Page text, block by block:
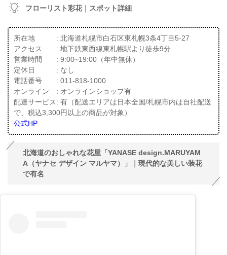
フローリスト彩花｜スポット詳細
所在地 : 北海道札幌市白石区東札幌3条4丁目5-27
アクセス : 地下鉄東西線東札幌駅より徒歩9分
営業時間 : 9:00~19:00（年中無休）
定休日 : なし
電話番号 : 011-818-1000
オンライン : オンラインショップ有
配達サービス: 有（配送エリアは日本全国/札幌市内は自社配送
で、税込3,300円以上の商品が対象）
公式HP
北海道のおしゃれな花屋「YANASE design.MARUYAM
A（ヤナセ デザイン マルヤマ）」｜現代的な美しい装花
で有名